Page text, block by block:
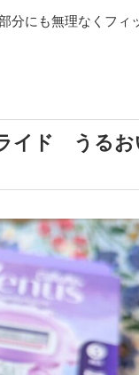
分にも無理なくフィ
イド うるお